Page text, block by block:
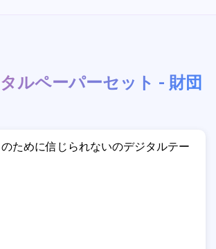
ルペーパーセット - 財団
ために信じられないのデジタルテー